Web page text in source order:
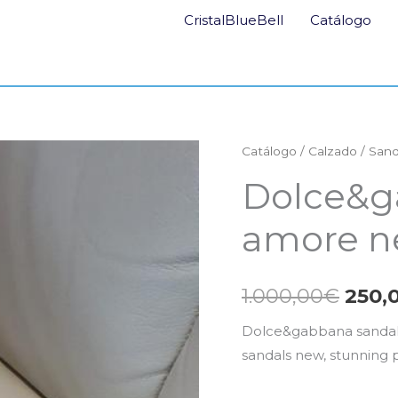
CristalBlueBell Catálogo
Catálogo / Calzado /
amore
1.000,00€
El
Dolce&gabbana
sandals new,